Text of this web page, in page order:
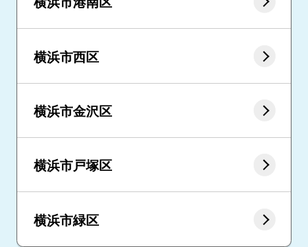
横浜市西区
横浜市金沢区
横浜市戸塚区
横浜市緑区